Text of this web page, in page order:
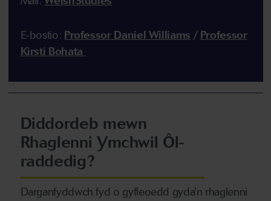
E-bostio: Professor Daniel Williams / Professor
Kirsti Bohata
Diddordeb mewn
Rhaglenni Ymchwil Ôl-
raddedig?
Darganfyddwch fyd o gyfleoedd gyda'n rhaglenni